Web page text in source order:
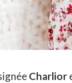
Charlior